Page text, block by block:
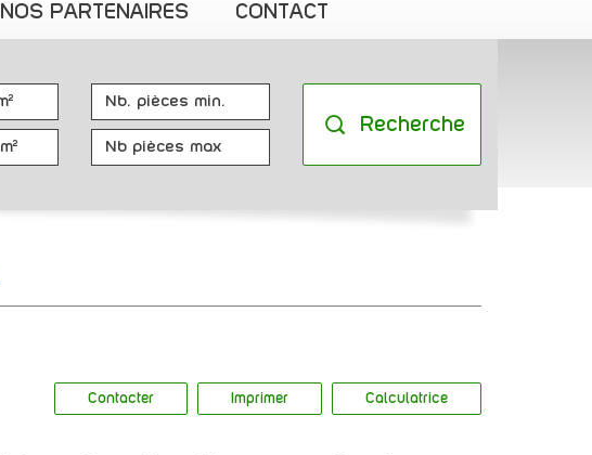
NOS PARTENAIRES CONTACT
Recherche
Contacter Imprimer Calculatrice